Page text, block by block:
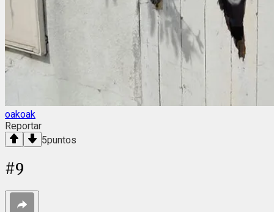
oakoak
Reportar
5puntos
#9